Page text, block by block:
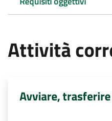
Attività
Avviare,